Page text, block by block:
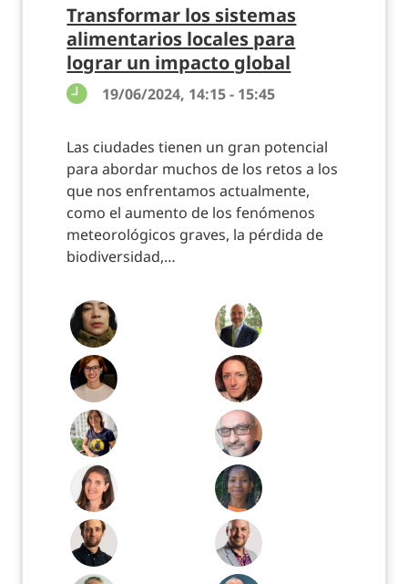
Transformar los sistemas
alimentarios locales para
lograr un impacto global
19/06/2024, 14:15 - 15:45
Las ciudades tienen un gran potencial
para abordar muchos de los retos a los
que nos enfrentamos actualmente,
como el aumento de los fenómenos
meteorológicos graves, la pérdida de
biodiversidad,…